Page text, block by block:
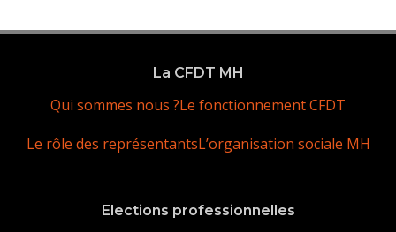
La CFDT MH
Qui sommes nous ?Le fonctionnement CFDT
Le rôle des représentantsL’organisation sociale MH
Elections professionnelles